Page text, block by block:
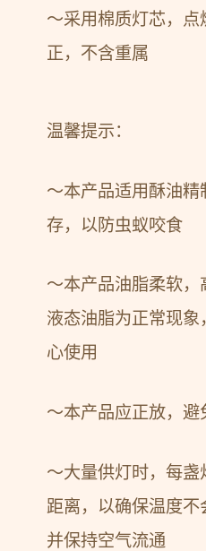
～采用棉质灯芯，点
正，不含重属
温馨提示：
～本产品适用酥油
存，以防虫蚁咬食
～本产品油脂柔软
液态油脂为正常现
心使用
～本产品应正放，避
～大量供灯时，每盏
距离，以确保温度不
并保持空气流通